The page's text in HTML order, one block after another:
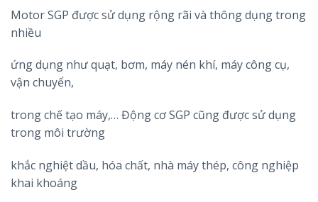
Motor SGP được sử dụng rộng rãi và thông dụng trong
nhiều
ứng dụng như quạt, bơm, máy nén khí, máy công cụ,
vận chuyển,
trong chế tạo máy,… Động cơ SGP cũng được sử dụng
trong môi trường
khắc nghiệt dầu, hóa chất, nhà máy thép, công nghiệp
khai khoáng